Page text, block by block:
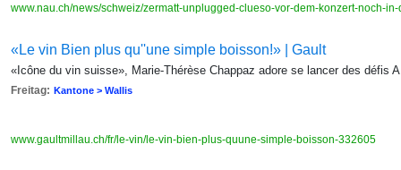
www.nau.ch/news/schweiz/zermatt-unplugged-clueso-vor-dem-konzert-noch-
«Le vin Bien plus qu''une simple boisson!» | Gault
«Icône du vin suisse», Marie-Thérèse Chappaz adore se lancer des défis
Freitag: Kantone > Wallis
www.gaultmillau.ch/fr/le-vin/le-vin-bien-plus-quune-simple-boisson-332605